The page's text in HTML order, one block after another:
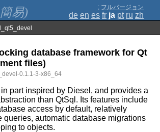
易) ; フルバージョン
de en es fr ja pt ru zh
database framework for Qt
files)
0.1.1-3-x86_64
part inspired by Diesel, and provides a
than QtSql. Its features include
access by default, relatively
queries, automatic database migrations
to objects.